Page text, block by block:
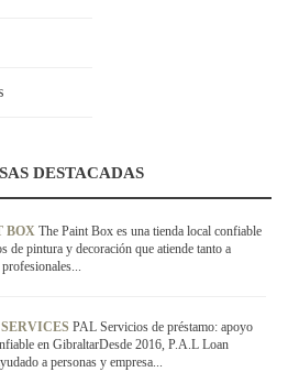
DESTACADAS
BOX The Paint Box es una tienda local confiable
de pintura y decoración que atiende tanto a
PAL Servicios de préstamo: apoyo
en GibraltarDesde 2016, P.A.L Loan
a personas y empresa...